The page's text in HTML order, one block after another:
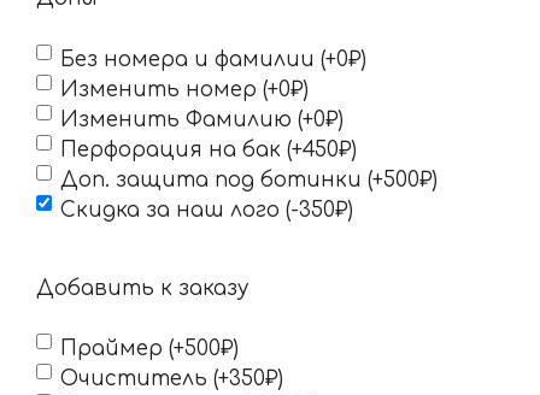
Без номера и фамилии (+0₽)
Изменить номер (+0₽)
Изменить Фамилию (+0₽)
Перфорация на бак (+450₽)
Доп. защита под ботинки (+500₽)
Скидка за наш лого (-350₽)
Добавить к заказу
Праймер (+500₽)
Очиститель (+350₽)